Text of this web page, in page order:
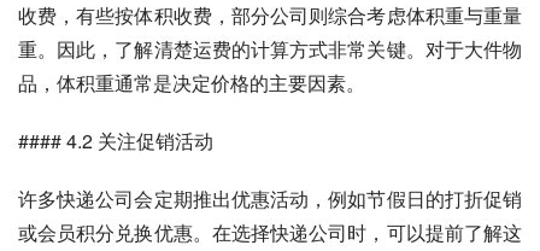
收费，有些按体积收费，部分公司则综合考虑体积重与重量
重。因此，了解清楚运费的计算方式非常关键。对于大件物
品，体积重通常是决定价格的主要因素。
#### 4.2 关注促销活动
许多快递公司会定期推出优惠活动，例如节假日的打折促销
或会员积分兑换优惠。在选择快递公司时，可以提前了解这